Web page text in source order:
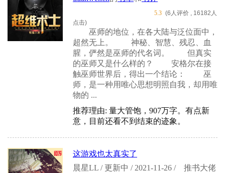
5.3 (6人评价 , 16182人
点击)
巫师的地位，在各大陆与泛位面中，
超然无上。 神秘、智慧、残忍、血
腥，俨然是巫师的代名词。 但真实
的巫师又是什么样的？ 安格尔在接
触巫师世界后，得出一个结论： 巫
师，是一种用唯心思想明照自我，却用唯
物的 ...
推荐理由: 量大管饱，907万字。有点新
意，目前还看不到结束的迹象。
这游戏也太真实了
晨星LL / 更新中 / 2021-11-26 /
推书大佬